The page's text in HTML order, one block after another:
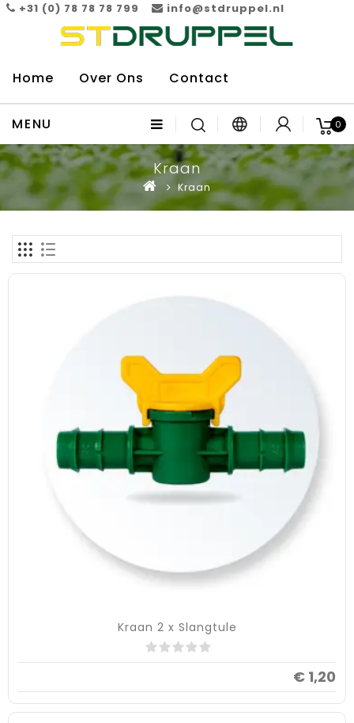
+31 (0) 78 78 78 799 info@stdruppel.nl
0
Home Over Ons Contact
MENU
Kraan
Kraan
Kraan 2 x Slangtule
€ 1,20